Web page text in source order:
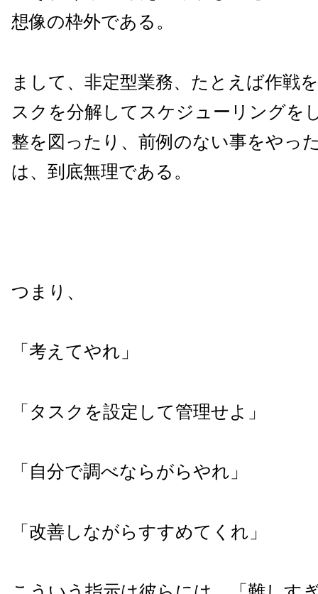
想像の枠外である。
まして、非定型業務、たとえば作戦
スクを分解してスケジューリングを
整を図ったり、前例のない事をやっ
は、到底無理である。
つまり、
「考えてやれ」
「タスクを設定して管理せよ」
「自分で調べならがらやれ」
「改善しながらすすめてくれ」